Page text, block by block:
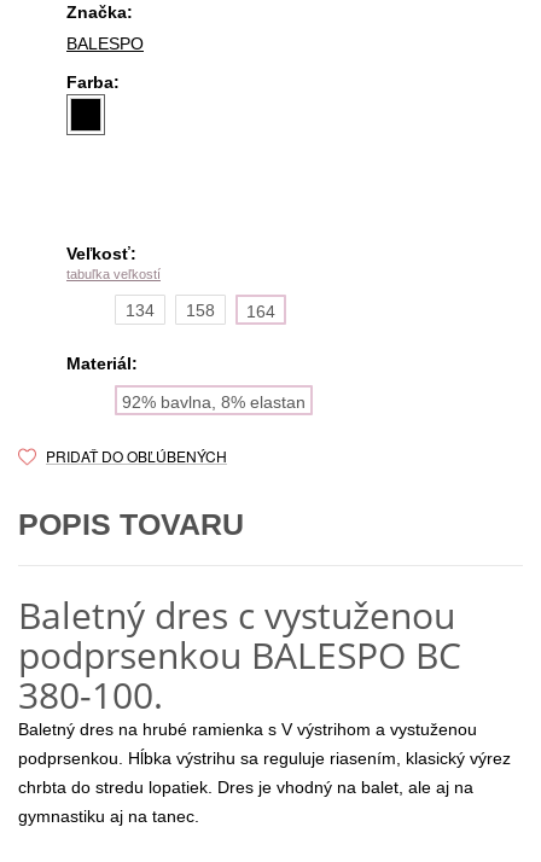
Značka:
BALESPO
Farba:
Veľkosť:
tabuľka veľkostí
134 158 164
Materiál:
92% bavlna, 8% elastan
PRIDAŤ DO OBĽÚBENÝCH
POPIS TOVARU
Baletný dres c vystuženou
podprsenkou BALESPO ВС
380-100.
Baletný dres na hrubé ramienka s V výstrihom a vystuženou
podprsenkou. Hĺbka výstrihu sa reguluje riasením, klasický výrez
chrbta do stredu lopatiek. Dres je vhodný na balet, ale aj na
gymnastiku aj na tanec.